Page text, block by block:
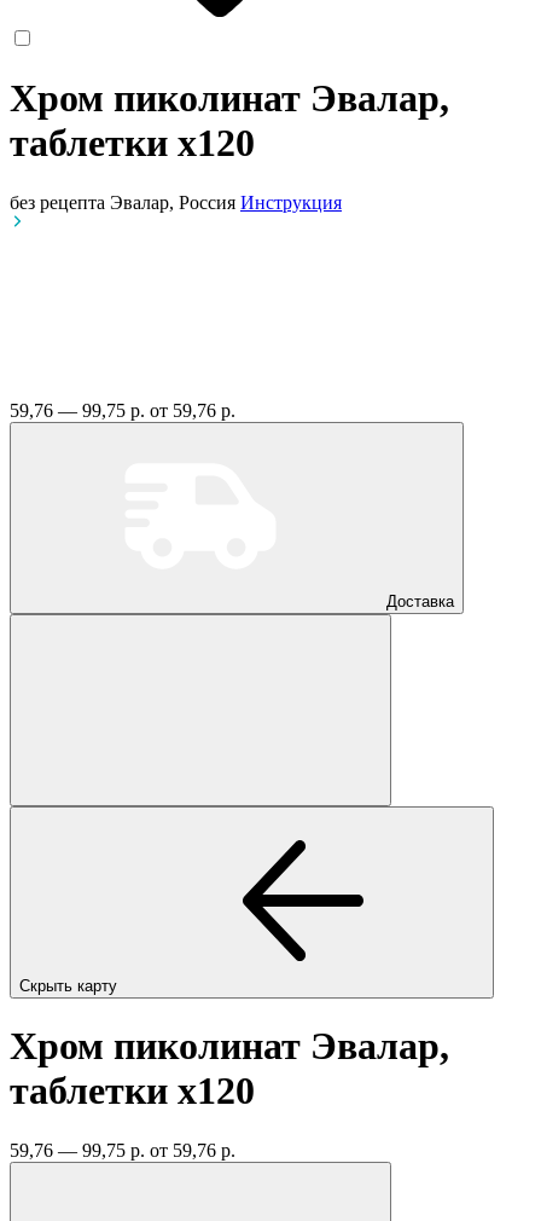
Хром пиколинат Эвалар,
таблетки x120
без рецепта Эвалар, Россия Инструкция
59,76 — 99,75 р. от 59,76 р.
Доставка
Скрыть карту
Хром пиколинат Эвалар,
таблетки x120
59,76 — 99,75 р. от 59,76 р.